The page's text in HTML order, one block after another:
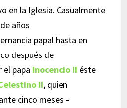
en la Iglesia. Casualmente
años
papal hasta en
después de
el papa Inocencio II éste
II, quien
cinco meses –